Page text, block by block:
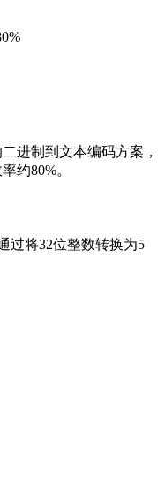
进制到文本编码方案，
约80%。
过将32位整数转换为5